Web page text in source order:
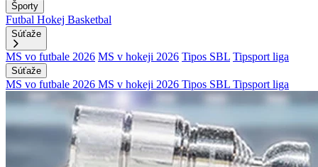
Športy
Futbal Hokej Basketbal
Súťaže
MS vo futbale 2026 MS v hokeji 2026 Tipos SBL Tipsport liga
Súťaže
MS vo futbale 2026 MS v hokeji 2026 Tipos SBL Tipsport liga